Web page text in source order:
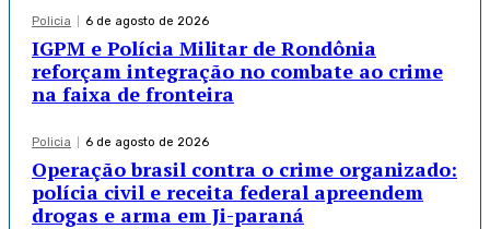
Policia 6 de agosto de 2026
IGPM e Polícia Militar de Rondônia
reforçam integração no combate ao crime
na faixa de fronteira
Policia 6 de agosto de 2026
Operação brasil contra o crime organizado:
polícia civil e receita federal apreendem
drogas e arma em Ji-paraná